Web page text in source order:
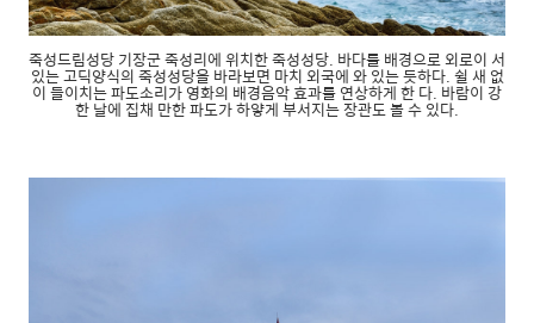
죽성드림성당 기장군 죽성리에 위치한 죽성성당. 바다를 배경으로 외로이 서
있는 고딕양식의 죽성성당을 바라보면 마치 외국에 와 있는 듯하다. 쉴 새 없
이 들이치는 파도소리가 영화의 배경음악 효과를 연상하게 한 다. 바람이 강
한 날에 집채 만한 파도가 하얗게 부서지는 장관도 볼 수 있다.